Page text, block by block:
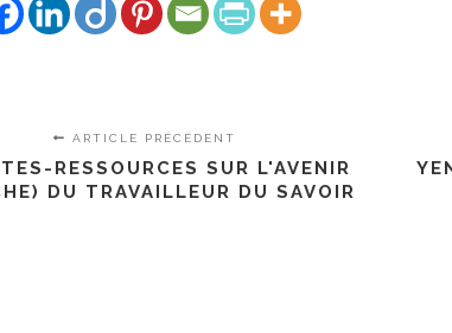
ARTICLE PRÉCÉDENT
RESSOURCES SUR L'AVENIR
DU TRAVAILLEUR DU SAVOIR